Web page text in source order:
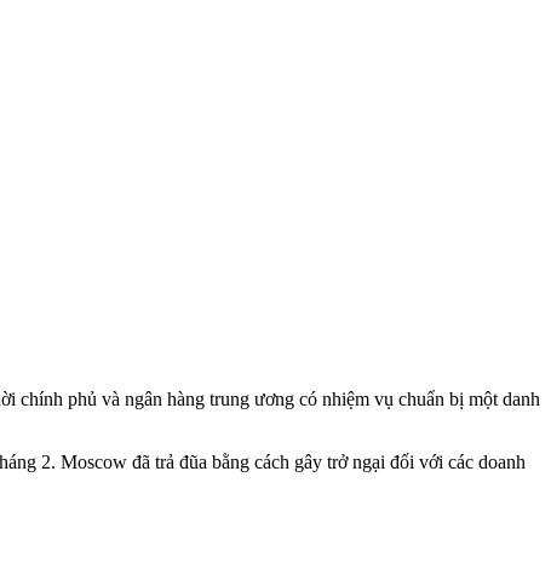
chính phủ và ngân hàng trung ương có nhiệm vụ chuẩn bị một danh
2. Moscow đã trả đũa bằng cách gây trở ngại đối với các doanh